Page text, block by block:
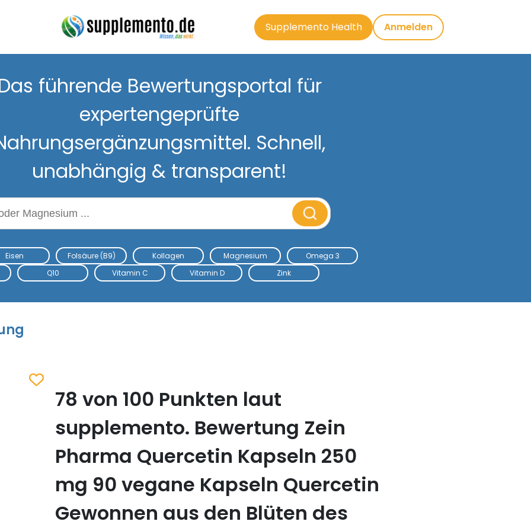
Supplemento Health Anmelden
führende Bewertungsportal für
expertengeprüfte
Schnell,
unabhängig & transparent!
Eisen Folsäure (B9) Kollagen Magnesium
Omega 3
Q10 Vitamin C Vitamin D Zink
Zum Merkzettel hinzufügen
78 von 100 Punkten laut
supplemento. Bewertung Zein
Pharma Quercetin Kapseln 250
mg 90 vegane Kapseln Quercetin
Gewonnen aus den Blüten des